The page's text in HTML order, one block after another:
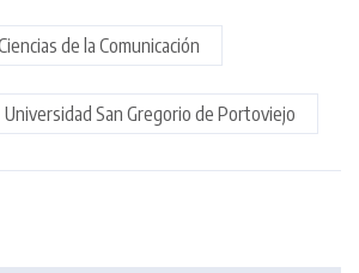
de la Comunicación
Universidad San Gregorio de Portoviejo